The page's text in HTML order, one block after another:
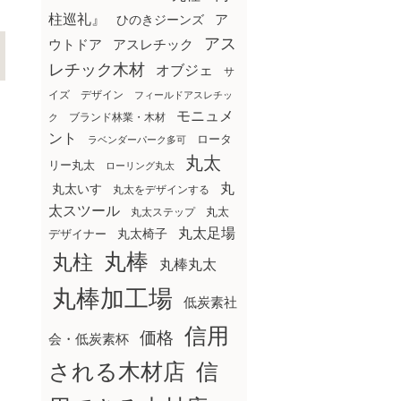
柱巡礼』
ひのきジーンズ
ア
ウトドア
アスレチック
アス
レチック木材
オブジェ
サ
イズ
デザイン フィールドアスレチッ
ク ブランド林業・木材
モニュメ
ント
ラベンダーパーク多可
ロータ
リー丸太
ローリング丸太 丸太
丸太いす 丸太をデザインする
丸
太スツール
丸太ステップ
丸太
デザイナー
丸太椅子 丸太足場
丸柱 丸棒 丸棒丸太
丸棒加工場 低炭素社
会・低炭素杯 価格
信用
される木材店 信